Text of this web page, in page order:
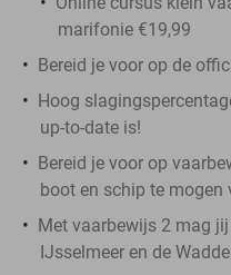
marifonie €19,99
Bereid je voor op de
Hoog
up-to-date is!
Bereid je voor op
boot en schip te mogen
Met vaarbewijs 2 mag
IJsselmeer en de